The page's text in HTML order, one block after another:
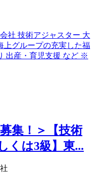
集！＞【技術
くは3級】東...